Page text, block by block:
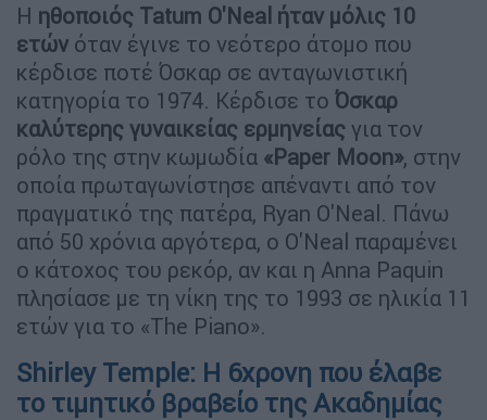
Η ηθοποιός Tatum O'Neal ήταν μόλις 10
ετών όταν έγινε το νεότερο άτομο που
κέρδισε ποτέ Όσκαρ σε ανταγωνιστική
κατηγορία το 1974. Κέρδισε το Όσκαρ
καλύτερης γυναικείας ερμηνείας για τον
ρόλο της στην κωμωδία «Paper Moon», στην
οποία πρωταγωνίστησε απέναντι από τον
πραγματικό της πατέρα, Ryan O'Neal. Πάνω
από 50 χρόνια αργότερα, ο O'Neal παραμένει
ο κάτοχος του ρεκόρ, αν και η Anna Paquin
πλησίασε με τη νίκη της το 1993 σε ηλικία 11
ετών για το «The Piano».
Shirley Temple: Η 6χρονη που έλαβε
το τιμητικό βραβείο της Ακαδημίας